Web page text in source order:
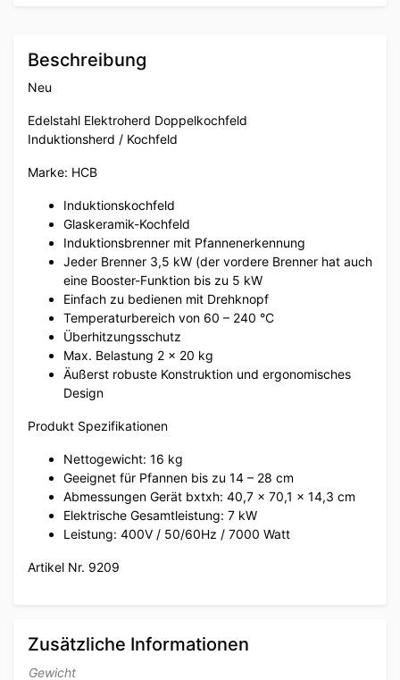
Beschreibung
Neu
Edelstahl Elektroherd Doppelkochfeld
Induktionsherd / Kochfeld
Marke: HCB
Induktionskochfeld
Glaskeramik-Kochfeld
Induktionsbrenner mit Pfannenerkennung
Jeder Brenner 3,5 kW (der vordere Brenner hat auch
eine Booster-Funktion bis zu 5 kW
Einfach zu bedienen mit Drehknopf
Temperaturbereich von 60 – 240 °C
Überhitzungsschutz
Max. Belastung 2 x 20 kg
Äußerst robuste Konstruktion und ergonomisches
Design
Produkt Spezifikationen
Nettogewicht: 16 kg
Geeignet für Pfannen bis zu 14 – 28 cm
Abmessungen Gerät bxtxh: 40,7 x 70,1 x 14,3 cm
Elektrische Gesamtleistung: 7 kW
Leistung: 400V / 50/60Hz / 7000 Watt
Artikel Nr. 9209
Zusätzliche Informationen
Gewicht